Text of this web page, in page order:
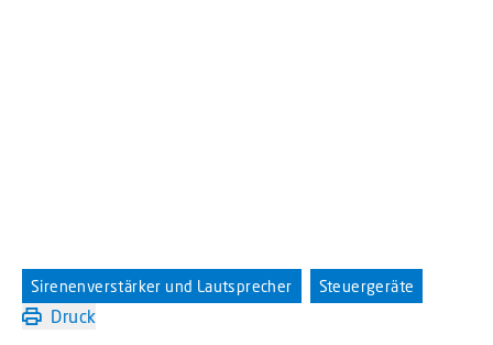
Sirenenverstärker und Lautsprecher Steuergeräte
Druck